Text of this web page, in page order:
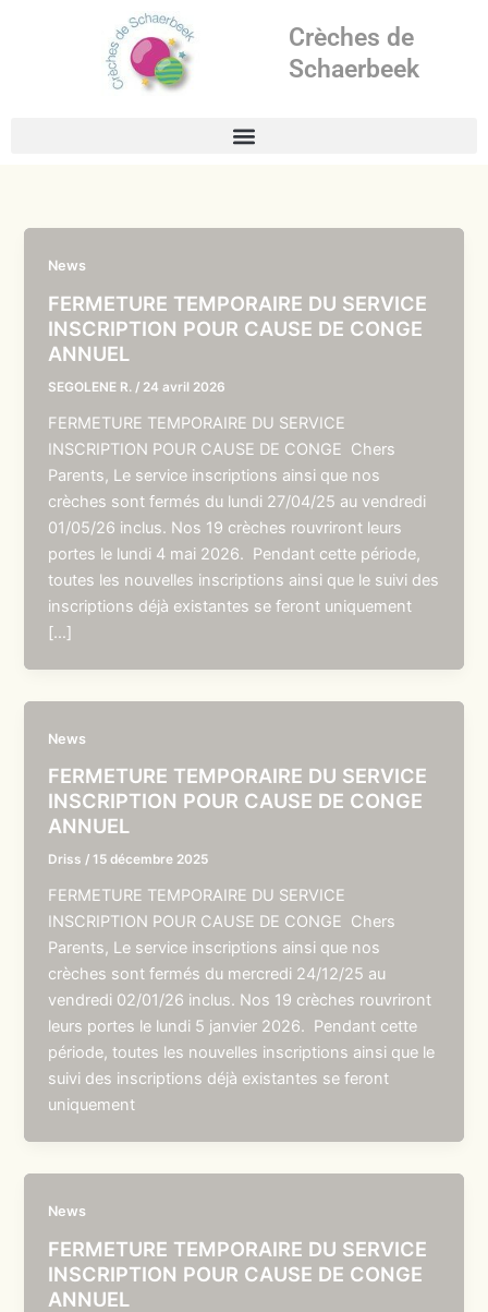
Crèches de
Schaerbeek
News
FERMETURE TEMPORAIRE DU SERVICE
INSCRIPTION POUR CAUSE DE CONGE
ANNUEL
SEGOLENE R. / 24 avril 2026
FERMETURE TEMPORAIRE DU SERVICE
INSCRIPTION POUR CAUSE DE CONGE Chers
Parents, Le service inscriptions ainsi que nos
crèches sont fermés du lundi 27/04/25 au vendredi
01/05/26 inclus. Nos 19 crèches rouvriront leurs
portes le lundi 4 mai 2026. Pendant cette période,
toutes les nouvelles inscriptions ainsi que le suivi des
inscriptions déjà existantes se feront uniquement
[…]
News
FERMETURE TEMPORAIRE DU SERVICE
INSCRIPTION POUR CAUSE DE CONGE
ANNUEL
Driss /15 décembre 2025
FERMETURE TEMPORAIRE DU SERVICE
INSCRIPTION POUR CAUSE DE CONGE Chers
Parents, Le service inscriptions ainsi que nos
crèches sont fermés du mercredi 24/12/25 au
vendredi 02/01/26 inclus. Nos 19 crèches rouvriront
leurs portes le lundi 5 janvier 2026. Pendant cette
période, toutes les nouvelles inscriptions ainsi que le
suivi des inscriptions déjà existantes se feront
uniquement
News
FERMETURE TEMPORAIRE DU SERVICE
INSCRIPTION POUR CAUSE DE CONGE
ANNUEL